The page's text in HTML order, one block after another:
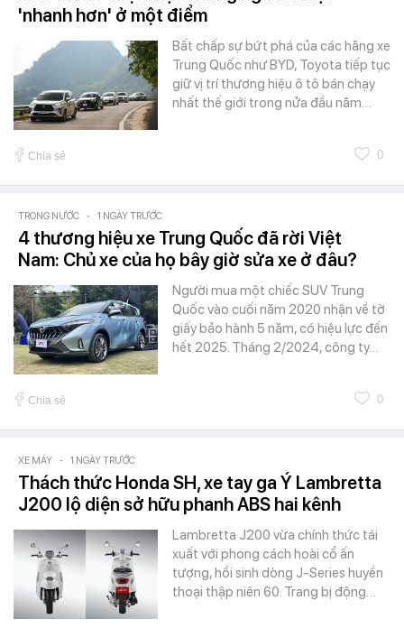
'nhanh hơn' ở một điểm
Bất chấp sự bứt phá của các hãng xe
Trung Quốc như BYD, Toyota tiếp tục
giữ vị trí thương hiệu ô tô bán chạy
nhất thế giới trong nửa đầu năm…
Chia sẻ 0
TRONG NƯỚC - 1 NGÀY TRƯỚC
4 thương hiệu xe Trung Quốc đã rời Việt
Nam: Chủ xe của họ bây giờ sửa xe ở đâu?
Người mua một chiếc SUV Trung
Quốc vào cuối năm 2020 nhận về tờ
giấy bảo hành 5 năm, có hiệu lực đến
hết 2025. Tháng 2/2024, công ty…
Chia sẻ 0
XE MÁY - 1 NGÀY TRƯỚC
Thách thức Honda SH, xe tay ga Ý Lambretta
J200 lộ diện sở hữu phanh ABS hai kênh
Lambretta J200 vừa chính thức tái
xuất với phong cách hoài cổ ấn
tượng, hồi sinh dòng J-Series huyền
thoại thập niên 60. Trang bị động…